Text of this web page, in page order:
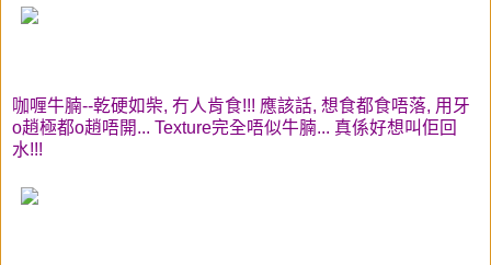
咖喱牛腩--乾硬如柴, 冇人肯食!!! 應該話, 想食都食唔落, 用牙
o趙極都o趙唔開... Texture完全唔似牛腩... 真係好想叫佢回
水!!!